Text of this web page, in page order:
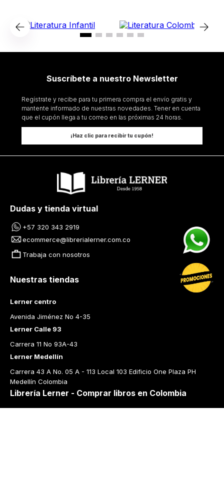
Suscríbete a nuestro Newsletter
Regístrate y recibe para tu primera compra el envío gratis y
mantente informado de nuestras novedades. Tener en cuenta
que el cupón llega a tu correo en las próximas 24 horas.
¡Haz clic para recibir tu cupón!
Dudas y tienda virtual
+57 320 343 2919
ecommerce@librerialerner.com.co
Trabaja con nosotros
Nuestras tiendas
Lerner centro
Avenida Jiménez No 4-35
Lerner Calle 93
Carrera 11 No 93A-43
Lerner Medellín
Carrera 43 A No. 05 A - 113 Local 103 Edificio One Plaza PH
Medellín Colombia
Librería Lerner - Comprar libros en Colombia